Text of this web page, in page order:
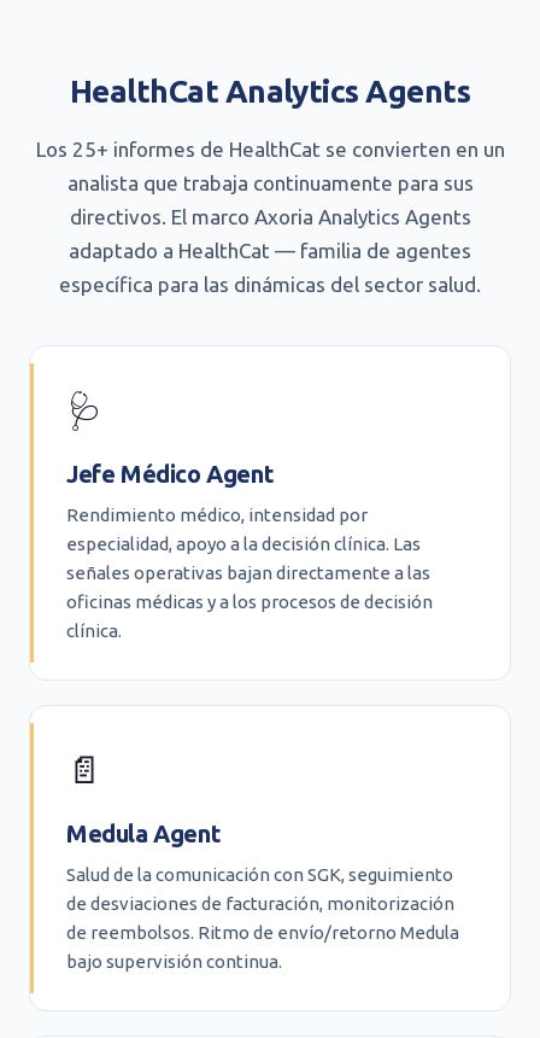
HealthCat Analytics Agents
Los 25+ informes de HealthCat se convierten en un
analista que trabaja continuamente para sus
directivos. El marco Axoria Analytics Agents
adaptado a HealthCat — familia de agentes
específica para las dinámicas del sector salud.
🩺
Jefe Médico Agent
Rendimiento médico, intensidad por
especialidad, apoyo a la decisión clínica. Las
señales operativas bajan directamente a las
oficinas médicas y a los procesos de decisión
clínica.
📄
Medula Agent
Salud de la comunicación con SGK, seguimiento
de desviaciones de facturación, monitorización
de reembolsos. Ritmo de envío/retorno Medula
bajo supervisión continua.